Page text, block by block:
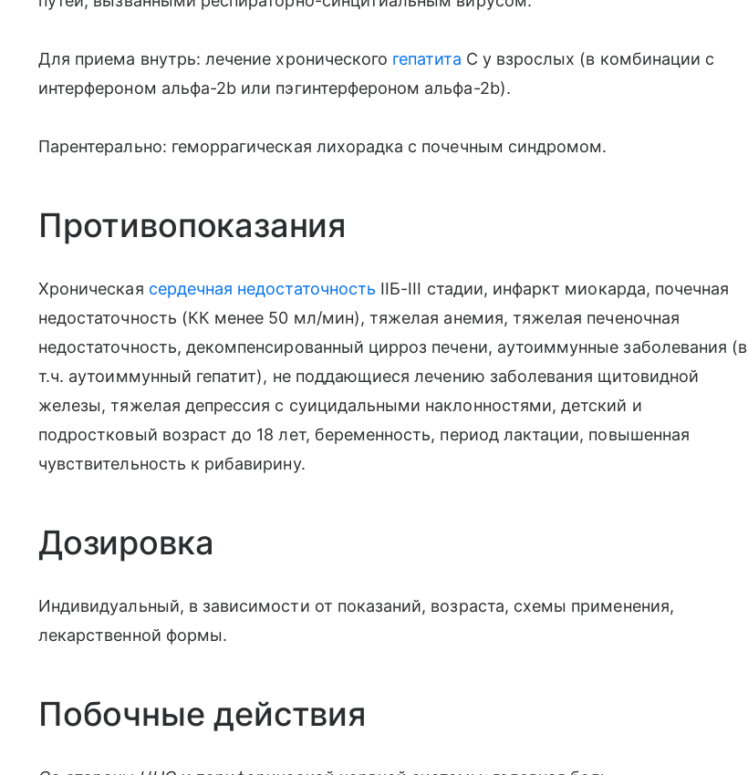
Для приема внутрь: лечение хронического гепатита С у взрослых (в комбинации с
интерфероном альфа-2b или пэгинтерфероном альфа-2b).
Парентерально: геморрагическая лихорадка с почечным синдромом.
Противопоказания
Хроническая сердечная недостаточность IIБ-III стадии, инфаркт миокарда, почечная
недостаточность (КК менее 50 мл/мин), тяжелая анемия, тяжелая печеночная
недостаточность, декомпенсированный цирроз печени, аутоиммунные заболевания (в
т.ч. аутоиммунный гепатит), не поддающиеся лечению заболевания щитовидной
железы, тяжелая депрессия с суицидальными наклонностями, детский и
подростковый возраст до 18 лет, беременность, период лактации, повышенная
чувствительность к рибавирину.
Дозировка
Индивидуальный, в зависимости от показаний, возраста, схемы применения,
лекарственной формы.
Побочные действия